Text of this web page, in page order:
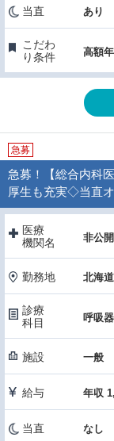
当直 あり
こだわ
り条件
急募
急募！【総合内科
厚生も充実◇当直
医療
機関名
非公開
勤務地 北海
診療
科目
呼吸
施設 一般
給与 年収
当直 なし